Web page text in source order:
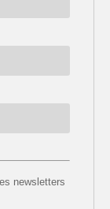
newsletters